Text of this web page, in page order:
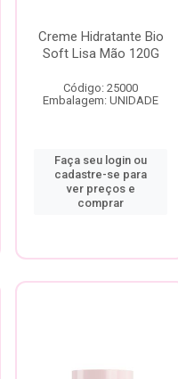
Creme Hidratante Bio
Soft Lisa Mão 120G
Código: 25000
Embalagem: UNIDADE
Faça seu login ou
cadastre-se para
ver preços e
comprar